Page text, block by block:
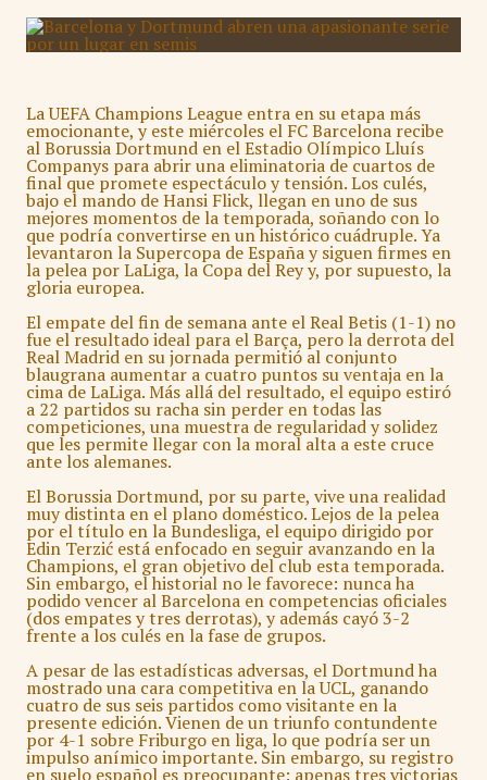
La UEFA Champions League entra en su etapa más
emocionante, y este miércoles el FC Barcelona recibe
al Borussia Dortmund en el Estadio Olímpico Lluís
Companys para abrir una eliminatoria de cuartos de
final que promete espectáculo y tensión. Los culés,
bajo el mando de Hansi Flick, llegan en uno de sus
mejores momentos de la temporada, soñando con lo
que podría convertirse en un histórico cuádruple. Ya
levantaron la Supercopa de España y siguen firmes en
la pelea por LaLiga, la Copa del Rey y, por supuesto, la
gloria europea.
El empate del fin de semana ante el Real Betis (1-1) no
fue el resultado ideal para el Barça, pero la derrota del
Real Madrid en su jornada permitió al conjunto
blaugrana aumentar a cuatro puntos su ventaja en la
cima de LaLiga. Más allá del resultado, el equipo estiró
a 22 partidos su racha sin perder en todas las
competiciones, una muestra de regularidad y solidez
que les permite llegar con la moral alta a este cruce
ante los alemanes.
El Borussia Dortmund, por su parte, vive una realidad
muy distinta en el plano doméstico. Lejos de la pelea
por el título en la Bundesliga, el equipo dirigido por
Edin Terzić está enfocado en seguir avanzando en la
Champions, el gran objetivo del club esta temporada.
Sin embargo, el historial no le favorece: nunca ha
podido vencer al Barcelona en competencias oficiales
(dos empates y tres derrotas), y además cayó 3-2
frente a los culés en la fase de grupos.
A pesar de las estadísticas adversas, el Dortmund ha
mostrado una cara competitiva en la UCL, ganando
cuatro de sus seis partidos como visitante en la
presente edición. Vienen de un triunfo contundente
por 4-1 sobre Friburgo en liga, lo que podría ser un
impulso anímico importante. Sin embargo, su registro
en suelo español es preocupante: apenas tres victorias